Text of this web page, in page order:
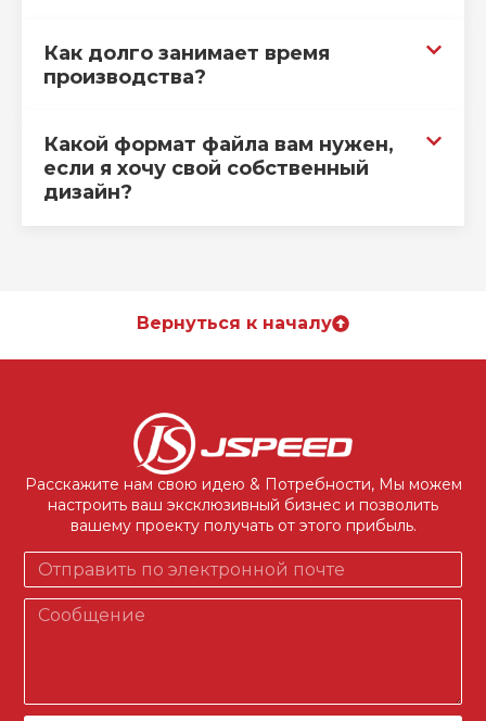
Как долго занимает время
производства?
Какой формат файла вам нужен,
если я хочу свой собственный
дизайн?
Вернуться к началу
Расскажите нам свою идею & Потребности, Мы можем
настроить ваш эксклюзивный бизнес и позволить
вашему проекту получать от этого прибыль.